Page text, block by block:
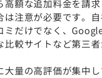
高額な追加料金を請
は注意が必要です。
だけでなく、
比較サイトなど第三
大量の高評価が集中